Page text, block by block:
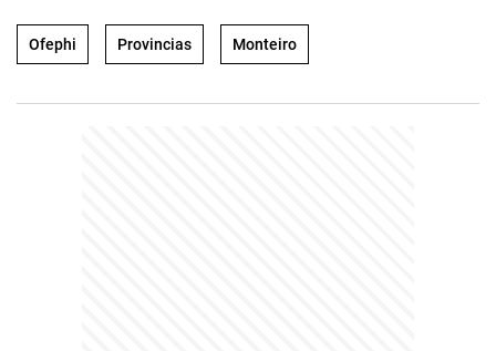
Ofephi Provincias Monteiro